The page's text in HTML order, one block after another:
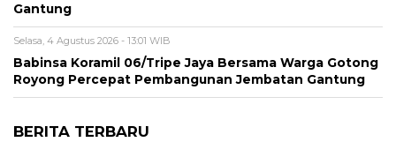
Gantung
Selasa, 4 Agustus 2026 - 13:01 WIB
Babinsa Koramil 06/Tripe Jaya Bersama Warga Gotong
Royong Percepat Pembangunan Jembatan Gantung
BERITA TERBARU